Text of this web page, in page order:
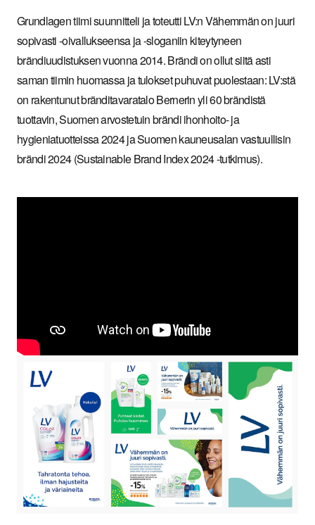
Grundlagen tiimi suunnitteli ja toteutti LV:n Vähemmän on juuri
sopivasti -oivallukseensa ja -sloganiin kiteytyneen
brändiuudistuksen vuonna 2014. Brändi on ollut siitä asti
saman tiimin huomassa ja tulokset puhuvat puolestaan: LV:stä
on rakentunut bränditavaratalo Bernerin yli 60 brändistä
tuottavin, Suomen arvostetuin brändi ihonhoito- ja
hygieniatuotteissa 2024 ja Suomen kauneusalan vastuullisin
brändi 2024 (Sustainable Brand Index 2024 -tutkimus).